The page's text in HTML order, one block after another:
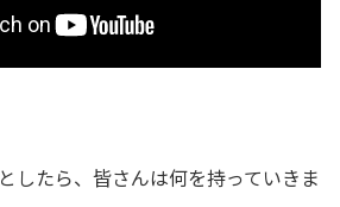
したら、皆さんは何を持っていきま